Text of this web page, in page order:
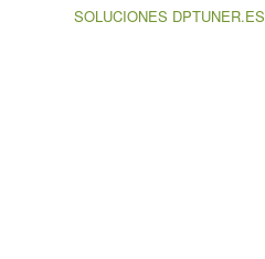
SOLUCIONES DPTUNER.ES